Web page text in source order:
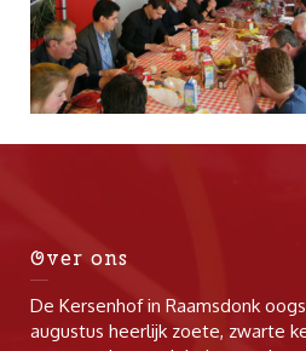
Over ons
De Kersenhof in Raamsdonk
augustus heerlijk zoete, zwarte